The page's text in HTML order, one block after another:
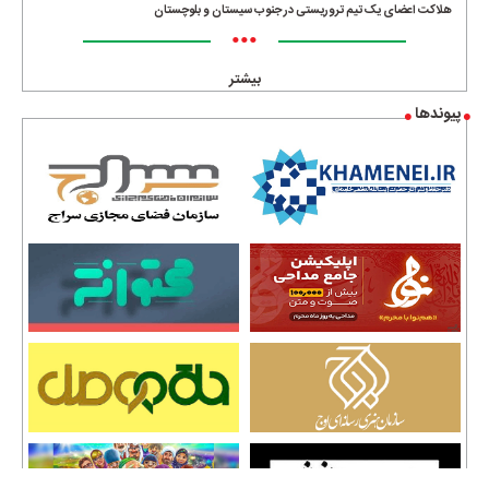
هلاکت اعضای یک تیم تروریستی در جنوب سیستان و بلوچستان
•••
بیشتر
پیوندها